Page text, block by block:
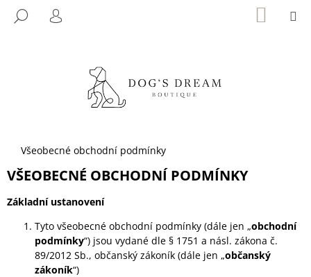
Přejít
HLEDAT
PŘIHLÁŠENÍ KOŠÍK
Domů
Všeobecné obchodní podmínky
VŠEOBECNÉ OBCHODNÍ PODMÍNKY
Základní ustanovení
Tyto všeobecné obchodní podmínky (dále jen „obchodní
podmínky“) jsou vydané dle § 1751 a násl. zákona č.
89/2012 Sb., občanský zákoník (dále jen „občanský
zákoník“)
T
Ř
E
B
U